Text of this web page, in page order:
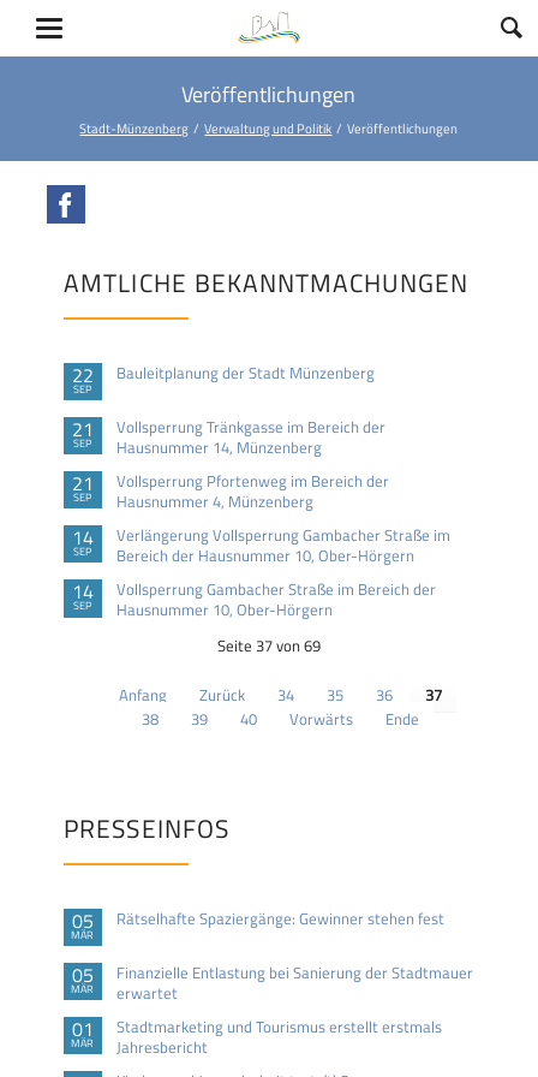
Veröffentlichungen
Stadt-Münzenberg Verwaltung und Politik Veröffentlichungen
AMTLICHE BEKANNTMACHUNGEN
22
SEP
Bauleitplanung der Stadt Münzenberg
21
SEP
Vollsperrung Tränkgasse im Bereich der
Hausnummer 14, Münzenberg
21
SEP
Vollsperrung Pfortenweg im Bereich der
Hausnummer 4, Münzenberg
14
SEP
Verlängerung Vollsperrung Gambacher Straße im
Bereich der Hausnummer 10, Ober-Hörgern
14
SEP
Vollsperrung Gambacher Straße im Bereich der
Hausnummer 10, Ober-Hörgern
Seite 37 von 69
Anfang Zurück 34 35 36
37
38
39 40 Vorwärts Ende
PRESSEINFOS
05
MÄR
Rätselhafte Spaziergänge: Gewinner stehen fest
05
MÄR
Finanzielle Entlastung bei Sanierung der Stadtmauer
erwartet
01
MÄR
Stadtmarketing und Tourismus erstellt erstmals
Jahresbericht